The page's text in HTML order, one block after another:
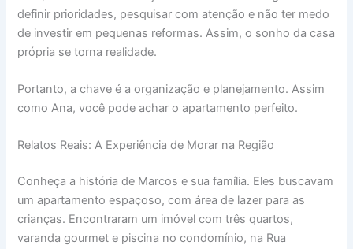
definir prioridades, pesquisar com atenção e não ter medo
de investir em pequenas reformas. Assim, o sonho da casa
própria se torna realidade.
Portanto, a chave é a organização e planejamento. Assim
como Ana, você pode achar o apartamento perfeito.
Relatos Reais: A Experiência de Morar na Região
Conheça a história de Marcos e sua família. Eles buscavam
um apartamento espaçoso, com área de lazer para as
crianças. Encontraram um imóvel com três quartos,
varanda gourmet e piscina no condomínio, na Rua